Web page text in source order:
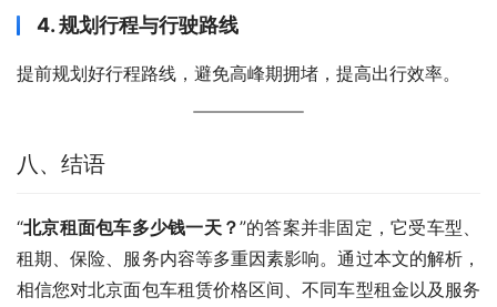
4. 规划行程与行驶路线
提前规划好行程路线，避免高峰期拥堵，提高出行效率。
八、结语
“北京租面包车多少钱一天？”的答案并非固定，它受车型、
租期、保险、服务内容等多重因素影响。通过本文的解析，
相信您对北京面包车租赁价格区间、不同车型租金以及服务